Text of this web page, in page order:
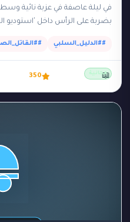
في ليلة عاصفة في عزبة نائية وسط
بضربة على الرأس داخل 'استوديو
##الدليل_السلبي
مجانية 350 📖